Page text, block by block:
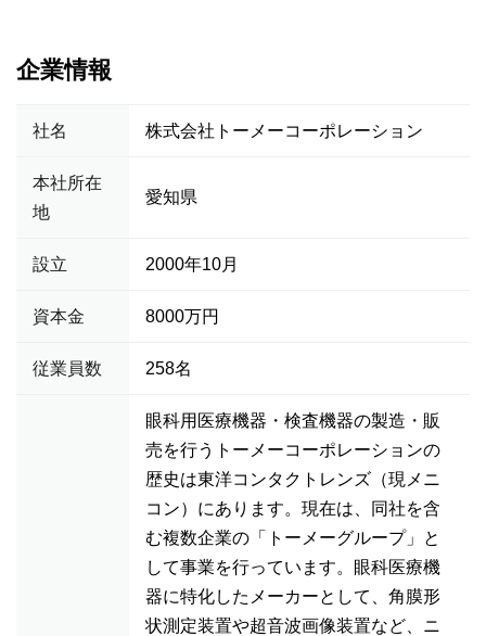
企業情報
社名 株式会社トーメーコーポレーション
本社所在
地
愛知県
設立 2000年10月
資本金 8000万円
従業員数 258名
眼科用医療機器・検査機器の製造・販
売を行うトーメーコーポレーションの
歴史は東洋コンタクトレンズ（現メニ
コン）にあります。現在は、同社を含
む複数企業の「トーメーグループ」と
して事業を行っています。眼科医療機
器に特化したメーカーとして、角膜形
状測定装置や超音波画像装置など、ニ